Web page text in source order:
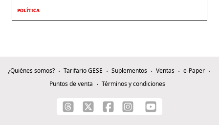
POLÍTICA
¿Quiénes somos? Tarifario GESE Suplementos Ventas
e-Paper
Puntos de venta
Términos y condiciones